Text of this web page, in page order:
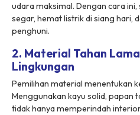
udara maksimal. Dengan cara
segar, hemat listrik di siang hari,
penghuni.
2. Material Tahan
Lingkungan
Pemilihan material menentukan
Menggunakan kayu solid, papan
tidak hanya memperindah